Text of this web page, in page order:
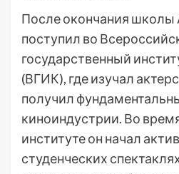
После окончания школы
поступил во
государственный
(ВГИК), где изучал
получил
киноиндустрии. Во
институте он начал
студенческих